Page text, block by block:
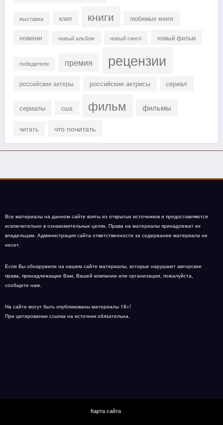
выставка клип книги любимые книги
новинки новый альбом новый сингл новый фильм
победители премия рецензии
российские актеры российские актрисы сериал
сериалы сша фильм фильмы
читать что почитать
Все материалы на данном сайте взяты из открытых источников и предоставляются
исключительно в ознакомительных целях. Права на материалы принадлежат их
владельцам. Администрация сайта ответственности за содержание материала не
несет.
Если Вы обнаружили на нашем сайте материалы, которые нарушают авторские
права, принадлежащие Вам, Вашей компании или организации, пожалуйста,
сообщите нам.
На сайте могут быть опубликованы материалы 18+!
При цитировании ссылка на источник обязательна.
Карта сайта